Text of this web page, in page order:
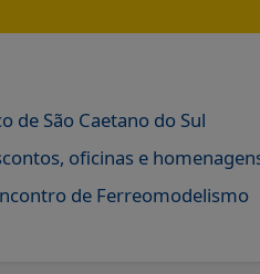
de São Caetano do Sul
oficinas e
de Ferreomodelismo